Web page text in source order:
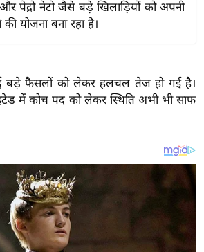
और पेद्रो नेटो जैसे बड़े खिलाड़ियों को अपनी
योजना बना रहा है।
बड़े फैसलों को लेकर हलचल तेज हो गई है।
में कोच पद को लेकर स्थिति अभी भी साफ